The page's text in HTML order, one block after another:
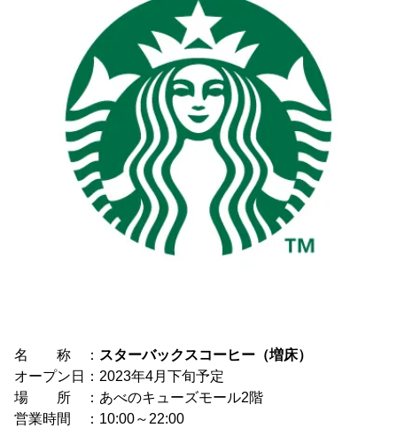
名 称 ： スターバックスコーヒー（増床）
オープン日：2023年4月下旬予定
場 所 ：あべのキューズモール2階
営業時間 ：10:00～22:00